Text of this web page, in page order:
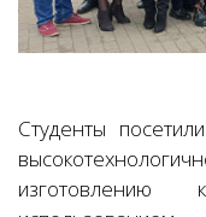
Студенты
изготовлению